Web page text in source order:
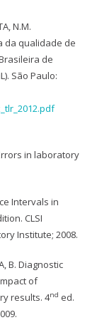
N.M.
da qualidade de
de
São Paulo:
Errors in laboratory
Intervals in
CLSI
Institute; 2008.
B. Diagnostic
of
results. 4nd ed.